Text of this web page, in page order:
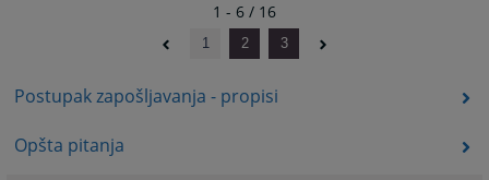
Postupak zapošljavanja - propisi
Opšta pitanja
1 - 6 / 16
1 2 3